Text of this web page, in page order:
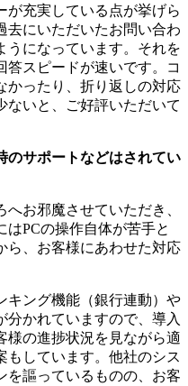
が充実している点が挙げら
去にいただいたお問い合わ
うになっています。それを
答スピードが速いです。コ
かったり、折り返しの対応
ないと、ご好評いただいて
サポートなどはされてい
お邪魔させていただき、
PCの操作自体が苦手と
ら、お客様にあわせた対応
キング機能（銀行連動）や
分かれていますので、導入
様の進捗状況を見ながら適
もしています。他社のシス
を謳っているものの、お客